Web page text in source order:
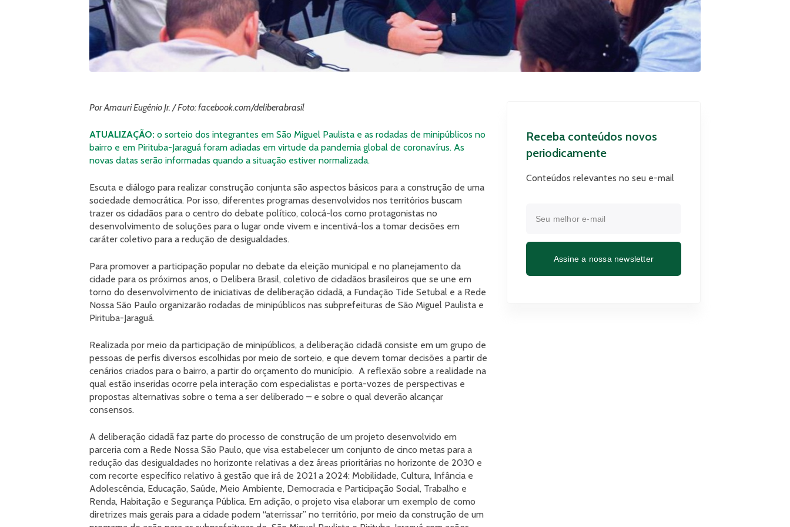
Por Amauri Eugênio Jr. / Foto: facebook.com/deliberabrasil
ATUALIZAÇÃO: o sorteio dos integrantes em São Miguel Paulista e as rodadas de minipúblicos no
bairro e em Pirituba-Jaraguá foram adiadas em virtude da pandemia global de coronavírus. As
novas datas serão informadas quando a situação estiver normalizada.
Escuta e diálogo para realizar construção conjunta são aspectos básicos para a construção de uma
sociedade democrática. Por isso, diferentes programas desenvolvidos nos territórios buscam
trazer os cidadãos para o centro do debate político, colocá-los como protagonistas no
desenvolvimento de soluções para o lugar onde vivem e incentivá-los a tomar decisões em
caráter coletivo para a redução de desigualdades.
Para promover a participação popular no debate da eleição municipal e no planejamento da
cidade para os próximos anos, o Delibera Brasil, coletivo de cidadãos brasileiros que se une em
torno do desenvolvimento de iniciativas de deliberação cidadã, a Fundação Tide Setubal e a Rede
Nossa São Paulo organizarão rodadas de minipúblicos nas subprefeituras de São Miguel Paulista e
Pirituba-Jaraguá.
Realizada por meio da participação de minipúblicos, a deliberação cidadã consiste em um grupo de
pessoas de perfis diversos escolhidas por meio de sorteio, e que devem tomar decisões a partir de
cenários criados para o bairro, a partir do orçamento do município. A reflexão sobre a realidade na
qual estão inseridas ocorre pela interação com especialistas e porta-vozes de perspectivas e
propostas alternativas sobre o tema a ser deliberado – e sobre o qual deverão alcançar
consensos.
A deliberação cidadã faz parte do processo de construção de um projeto desenvolvido em
parceria com a Rede Nossa São Paulo, que visa estabelecer um conjunto de cinco metas para a
redução das desigualdades no horizonte relativas a dez áreas prioritárias no horizonte de 2030 e
com recorte específico relativo à gestão que irá de 2021 a 2024: Mobilidade, Cultura, Infância e
Adolescência, Educação, Saúde, Meio Ambiente, Democracia e Participação Social, Trabalho e
Renda, Habitação e Segurança Pública. Em adição, o projeto visa elaborar um exemplo de como
diretrizes mais gerais para a cidade podem “aterrissar” no território, por meio da construção de um
Receba conteúdos novos
periodicamente
Conteúdos relevantes no seu e-mail
Assine a nossa newsletter